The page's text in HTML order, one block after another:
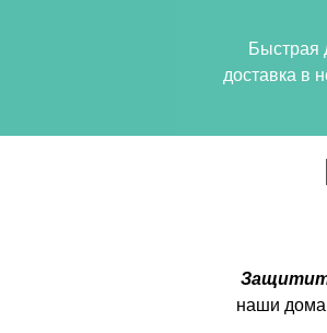
Быстрая
доставка в
наши